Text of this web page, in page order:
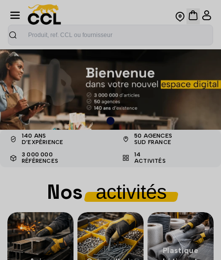
Recherche
Le partenaire des professionnels du bâtiment
140 ANS
D’EXPÉRIENCE
50 AGENCES
SUD FRANCE
3 000 000
RÉFÉRENCES
14
ACTIVITÉS
Nos activités
Plastique